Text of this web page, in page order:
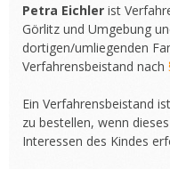
Petra Eichler ist
Görlitz und Umgebung
dortigen/umliegenden
Verfahrensbeistand nach
Ein Verfahrensbeistand
zu bestellen, wenn
Interessen des Kindes